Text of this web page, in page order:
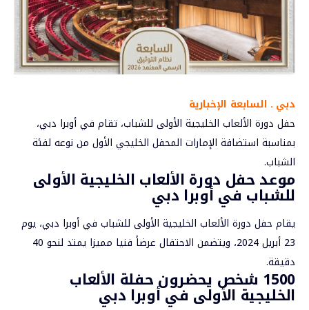
دبي ـ السابعة الإخبارية
حفل دورة الألعاب الخليجية الأولى للشباب، تقام في أوبرا دبي،
بمناسبة استضافة الإمارات المحفل الخليجي الأول من نوعه لفئة
الشباب.
موعد حفل دورة الألعاب الخليجية الأولى
للشباب في أوبرا دبي
يقام حفل دورة الألعاب الخليجية الأولى للشباب في أوبرا دبي، يوم
23 أبريل 2024، ويتضمن الاحتفال عرضاً فنيا مميزا يمتد لنحو 40
دقيقة.
1500 شخص يحضرون حفلة الألعاب
الخليجية الأولى في أوبرا دبي